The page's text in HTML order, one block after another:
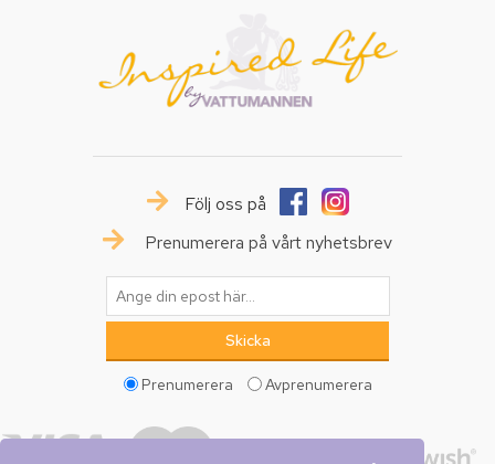
Följ oss på
Prenumerera på vårt nyhetsbrev
Prenumerera Avprenumerera